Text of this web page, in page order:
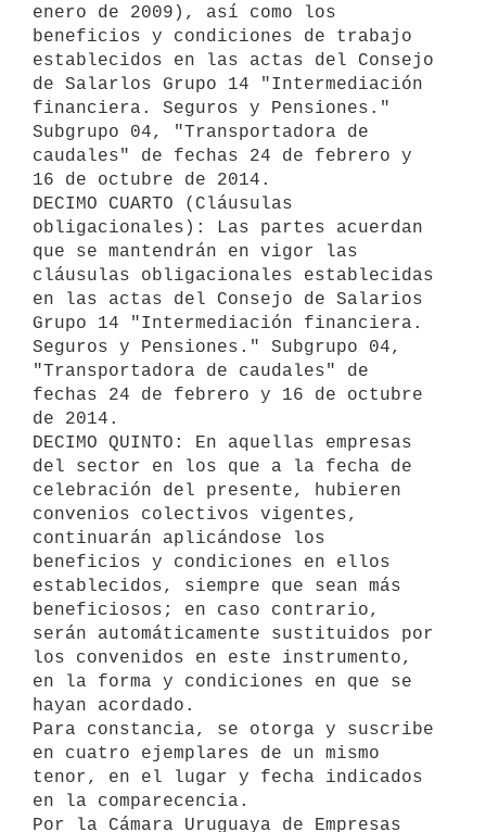
enero de 2009), así como los
beneficios y condiciones de trabajo
establecidos en las actas del Consejo
de Salarlos Grupo 14 "Intermediación
financiera. Seguros y Pensiones."
Subgrupo 04, "Transportadora de
caudales" de fechas 24 de febrero y
16 de octubre de 2014.
DECIMO CUARTO (Cláusulas
obligacionales): Las partes acuerdan
que se mantendrán en vigor las
cláusulas obligacionales establecidas
en las actas del Consejo de Salarios
Grupo 14 "Intermediación financiera.
Seguros y Pensiones." Subgrupo 04,
"Transportadora de caudales" de
fechas 24 de febrero y 16 de octubre
de 2014.
DECIMO QUINTO: En aquellas empresas
del sector en los que a la fecha de
celebración del presente, hubieren
convenios colectivos vigentes,
continuarán aplicándose los
beneficios y condiciones en ellos
establecidos, siempre que sean más
beneficiosos; en caso contrario,
serán automáticamente sustituidos por
los convenidos en este instrumento,
en la forma y condiciones en que se
hayan acordado.
Para constancia, se otorga y suscribe
en cuatro ejemplares de un mismo
tenor, en el lugar y fecha indicados
en la comparecencia.
Por la Cámara Uruguaya de Empresas